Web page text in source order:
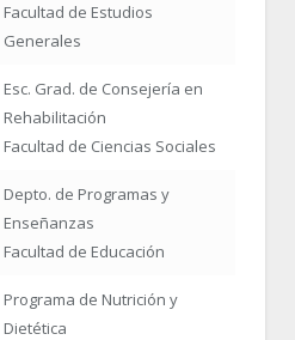
Facultad de Estudios
Generales
Esc. Grad. de Consejería en
Rehabilitación
Facultad de Ciencias Sociales
Depto. de Programas y
Enseñanzas
Facultad de Educación
Programa de Nutrición y
Dietética